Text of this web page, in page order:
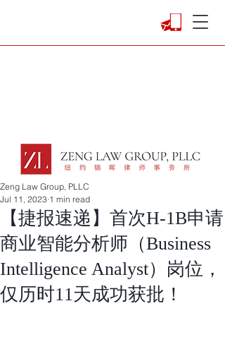
【捷报速递】首次H-1B申请
商业智能分析师（Business
Intelligence Analyst）岗位，
仅历时11天成功获批！
Zeng Law Group, PLLC
Jul 11, 2023 1 min read